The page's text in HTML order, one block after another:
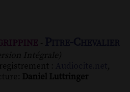
-
Intégrale)
:
,
Daniel Luttringer